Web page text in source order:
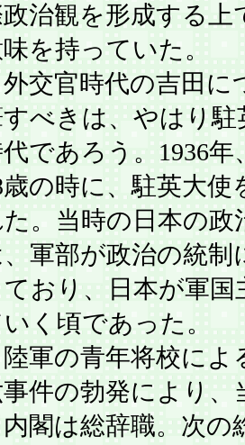
政治観を形成する上
を持っていた。
交官時代の吉田に
べきは、やはり駐
であろう。1936年
歳の時に、駐英大使
。当時の日本の政
、軍部が政治の統制
ており、日本が軍国
く頃であった。
軍の青年将校によ
件の勃発により、
内閣は総辞職。次の